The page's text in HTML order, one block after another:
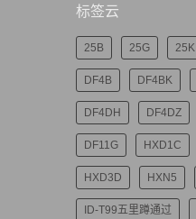
标签云
25B 25G 25K
DF4B DF4BK
DF4DH DF4DZ
DF11G HXD1C
HXD3D HXN5
ID-T99五里蹲通过